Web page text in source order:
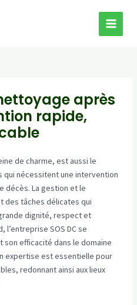
MAIN
après
rapide,
de charme, est aussi le
nécessitent une intervention
décès. La gestion et le
des tâches délicates qui
dignité, respect et
SOS DC se
efficacité dans le domaine
expertise est essentielle pour
redonnant ainsi aux lieux